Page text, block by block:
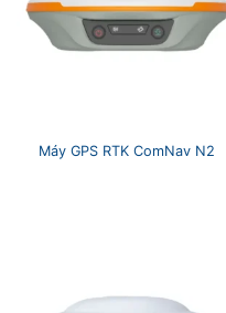
Máy GPS RTK ComNav N2